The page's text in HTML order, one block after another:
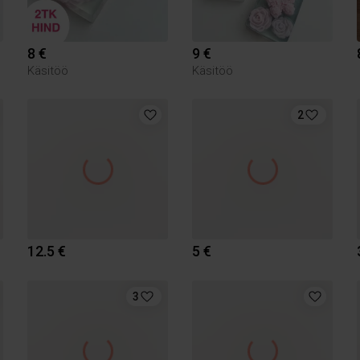
8 €
Käsitöö
9 €
Käsitöö
12.5 €
2
5 €
3